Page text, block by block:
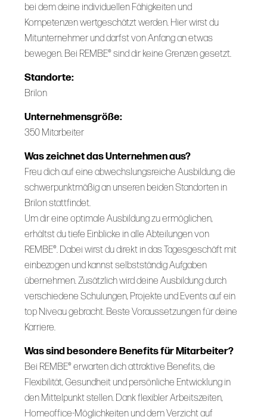
bei dem deine individuellen Fähigkeiten und
Kompetenzen wertgeschätzt werden. Hier wirst du
Mitunternehmer und darfst von Anfang an etwas
bewegen. Bei REMBE® sind dir keine Grenzen gesetzt.
Standorte:
Brilon
Unternehmensgröße:
350 Mitarbeiter
Was zeichnet das Unternehmen aus?
Freu dich auf eine abwechslungsreiche Ausbildung, die
schwerpunktmäßig an unseren beiden Standorten in
Brilon stattfindet.
Um dir eine optimale Ausbildung zu ermöglichen,
erhältst du tiefe Einblicke in alle Abteilungen von
REMBE®. Dabei wirst du direkt in das Tagesgeschäft mit
einbezogen und kannst selbstständig Aufgaben
übernehmen. Zusätzlich wird deine Ausbildung durch
verschiedene Schulungen, Projekte und Events auf ein
top Niveau gebracht. Beste Voraussetzungen für deine
Karriere.
Was sind besondere Benefits für Mitarbeiter?
Bei REMBE® erwarten dich attraktive Benefits, die
Flexibilität, Gesundheit und persönliche Entwicklung in
den Mittelpunkt stellen. Dank flexibler Arbeitszeiten,
Homeoffice-Möglichkeiten und dem Verzicht auf